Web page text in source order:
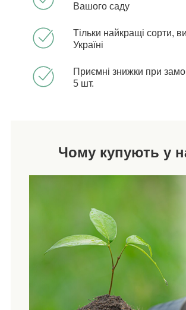
Вашого саду
Тільки найкращі сорти,
Україні
Приємні знижки при
5 шт.
Чому купують у